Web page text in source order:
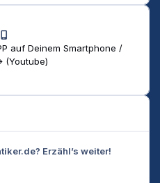
auf Deinem Smartphone /
(Youtube)
Erzähl’s weiter!